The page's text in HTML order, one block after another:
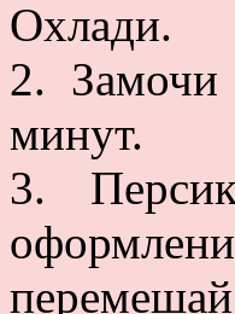
Охлади.
2. Замочи
минут.
3.